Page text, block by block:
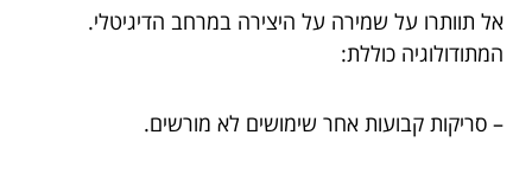
אל תוותרו על שמירה על היצירה במרחב הדיגיטלי.
המתודולוגיה כוללת:
– סריקות קבועות אחר שימושים לא מורשים.